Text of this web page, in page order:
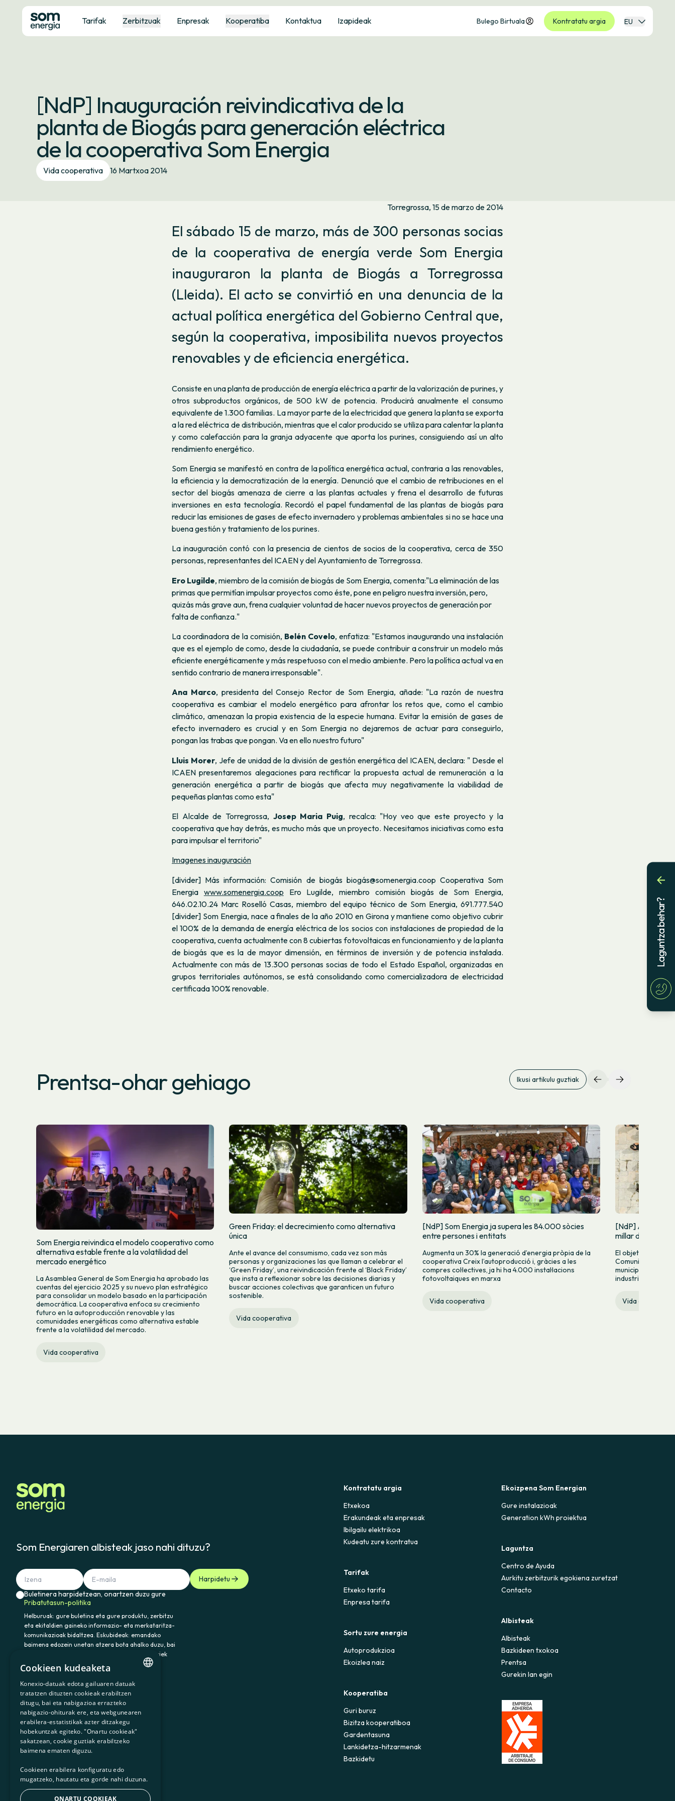
Tarifak Zerbitzuak Enpresak Kooperatiba Kontaktua Izapideak Bulego Birtuala Kontratatu argia EU
[NdP] Inauguración reivindicativa de la
planta de Biogás para generación eléctrica
de la cooperativa Som Energia
Vida cooperativa 16 Martxoa 2014
Torregrossa, 15 de marzo de 2014
El sábado 15 de marzo, más de 300 personas socias
de la cooperativa de energía verde Som Energia
inauguraron la planta de Biogás a Torregrossa
(Lleida). El acto se convirtió en una denuncia de la
actual política energética del Gobierno Central que,
según la cooperativa, imposibilita nuevos proyectos
renovables y de eficiencia energética.
Consiste en una planta de producción de energía eléctrica a partir de la valorización de purines, y
otros subproductos orgánicos, de 500 kW de potencia. Producirá anualmente el consumo
equivalente de 1.300 familias. La mayor parte de la electricidad que genera la planta se exporta
a la red eléctrica de distribución, mientras que el calor producido se utiliza para calentar la planta
y como calefacción para la granja adyacente que aporta los purines, consiguiendo así un alto
rendimiento energético.
Som Energia se manifestó en contra de la política energética actual, contraria a las renovables,
la eficiencia y la democratización de la energía. Denunció que el cambio de retribuciones en el
sector del biogás amenaza de cierre a las plantas actuales y frena el desarrollo de futuras
inversiones en esta tecnología. Recordó el papel fundamental de las plantas de biogás para
reducir las emisiones de gases de efecto invernadero y problemas ambientales si no se hace una
buena gestión y tratamiento de los purines.
La inauguración contó con la presencia de cientos de socios de la cooperativa, cerca de 350
personas, representantes del ICAEN y del Ayuntamiento de Torregrossa.
Ero Lugilde, miembro de la comisión de biogás de Som Energia, comenta:"La eliminación de las
primas que permitían impulsar proyectos como éste, pone en peligro nuestra inversión, pero,
quizás más grave aun, frena cualquier voluntad de hacer nuevos proyectos de generación por
falta de confianza."
La coordinadora de la comisión, Belén Covelo, enfatiza: "Estamos inaugurando una instalación
que es el ejemplo de como, desde la ciudadanía, se puede contribuir a construir un modelo más
eficiente energéticamente y más respetuoso con el medio ambiente. Pero la política actual va en
sentido contrario de manera irresponsable".
Ana Marco, presidenta del Consejo Rector de Som Energia, añade: "La razón de nuestra
cooperativa es cambiar el modelo energético para afrontar los retos que, como el cambio
climático, amenazan la propia existencia de la especie humana. Evitar la emisión de gases de
efecto invernadero es crucial y en Som Energia no dejaremos de actuar para conseguirlo,
pongan las trabas que pongan. Va en ello nuestro futuro"
Lluis Morer, Jefe de unidad de la división de gestión energética del ICAEN, declara: " Desde el
ICAEN presentaremos alegaciones para rectificar la propuesta actual de remuneración a la
generación energética a partir de biogás que afecta muy negativamente la viabilidad de
pequeñas plantas como esta"
El Alcalde de Torregrossa, Josep Maria Puig, recalca: "Hoy veo que este proyecto y la
cooperativa que hay detrás, es mucho más que un proyecto. Necesitamos iniciativas como esta
para impulsar el territorio"
Imagenes inauguración
[divider] Más información: Comisión de biogás biogás@somenergia.coop Cooperativa Som
Energia www.somenergia.coop Ero Lugilde, miembro comisión biogás de Som Energia,
646.02.10.24 Marc Roselló Casas, miembro del equipo técnico de Som Energia, 691.777.540
[divider] Som Energia, nace a finales de la año 2010 en Girona y mantiene como objetivo cubrir
el 100% de la demanda de energía eléctrica de los socios con instalaciones de propiedad de la
cooperativa, cuenta actualmente con 8 cubiertas fotovoltaicas en funcionamiento y de la planta
de biogás que es la de mayor dimensión, en términos de inversión y de potencia instalada.
Actualmente con más de 13.300 personas socias de todo el Estado Español, organizadas en
grupos territoriales autónomos, se está consolidando como comercializadora de electricidad
certificada 100% renovable.
Prentsa-ohar gehiago Ikusi artikulu guztiak
Som Energia reivindica el modelo cooperativo como
alternativa estable frente a la volatilidad del
mercado energético
La Asamblea General de Som Energia ha aprobado las
cuentas del ejercicio 2025 y su nuevo plan estratégico
para consolidar un modelo basado en la participación
democrática. La cooperativa enfoca su crecimiento
futuro en la autoproducción renovable y las
comunidades energéticas como alternativa estable
frente a la volatilidad del mercado.
Vida cooperativa
Green Friday: el decrecimiento como alternativa
única
Ante el avance del consumismo, cada vez son más
personas y organizaciones las que llaman a celebrar el
‘Green Friday’, una reivindicación frente al ‘Black Friday’
que insta a reflexionar sobre las decisiones diarias y
buscar acciones colectivas que garanticen un futuro
sostenible.
Vida cooperativa
[NdP] Som Energia ja supera les 84.000 sòcies
entre persones i entitats
Augmenta un 30% la generació d’energia pròpia de la
cooperativa Creix l’autoproducció i, gràcies a les
compres col·lectives, ja hi ha 4.000 instal·lacions
fotovoltaiques en marxa
Vida cooperativa
[NdP] Arranca
millar de
El objetivo es
Comunidad
municipios,
industriales de
Vida
Som Energiaren albisteak jaso nahi dituzu?
Harpidetu
Buletinera harpidetzean, onartzen duzu gure
Pribatutasun-politika
Helburuak: gure buletina eta gure produktu, zerbitzu
eta ekitaldien gaineko informazio- eta merkataritza-
komunikazioak bidaltzea. Eskubideak: emandako
baimena edozein unetan atzera bota ahalko duzu, bai
eta datuak atzitu, zuzendu eta ezabatu ere. Horiek
eta gainerako eskubideak baliatzeko idatzi
somenergia@delegado-datos.com helbidera.
Informazio osagarria: Pribatutasun-politika
900 103 605
Kontratatu argia
Etxekoa
Erakundeak eta enpresak
Ibilgailu elektrikoa
Kudeatu zure kontratua
Tarifak
Etxeko tarifa
Enpresa tarifa
Sortu zure energia
Autoprodukzioa
Ekoizlea naiz
Kooperatiba
Guri buruz
Bizitza kooperatiboa
Gardentasuna
Lankidetza-hitzarmenak
Bazkidetu
Ekoizpena Som Energian
Gure instalazioak
Generation kWh proiektua
Laguntza
Centro de Ayuda
Aurkitu zerbitzurik egokiena zuretzat
Contacto
Albisteak
Albisteak
Bazkideen txokoa
Prentsa
Gurekin lan egin
Laguntza behar?
CATALAN
SPANISH
GL
BASQUE
Cookieen kudeaketa
Konexio-datuak edota gailuaren datuak
tratatzen dituzten cookieak erabiltzen
ditugu, bai eta nabigazioa errazteko
nabigazio-ohiturak ere, eta webgunearen
erabilera-estatistikak azter ditzakegu
hobekuntzak egiteko. "Onartu cookieak"
sakatzean, cookie guztiak erabiltzeko
baimena ematen diguzu.
Cookieen erabilera konfiguratu edo
mugatzeko, hautatu eta gorde nahi duzuna.
ONARTU COOKIEAK